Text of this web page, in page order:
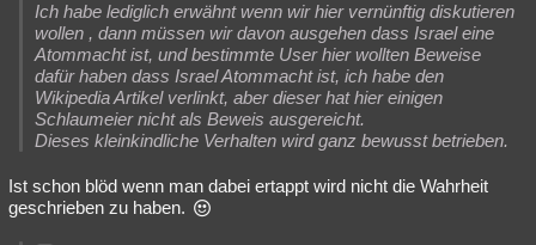
Ich habe lediglich erwähnt wenn wir hier vernünftig diskutieren
wollen , dann müssen wir davon ausgehen dass Israel eine
Atommacht ist, und bestimmte User hier wollten Beweise
dafür haben dass Israel Atommacht ist, ich habe den
Wikipedia Artikel verlinkt, aber dieser hat hier einigen
Schlaumeier nicht als Beweis ausgereicht.
Dieses kleinkindliche Verhalten wird ganz bewusst betrieben.
Ist schon blöd wenn man dabei ertappt wird nicht die Wahrheit
geschrieben zu haben.